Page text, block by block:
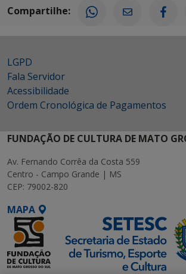
Compartilhe:
LGPD
Fala Servidor
Acessibilidade
Ordem Cronológica de Pagamentos
FUNDAÇÃO DE CULTURA DE MATO
Av. Fernando Corrêa da Costa 559
Centro - Campo Grande | MS
CEP: 79002-820
MAPA